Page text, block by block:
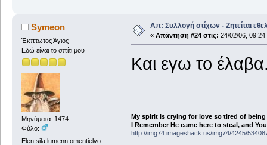
Symeon
Έκπτωτος Άγιος
Εδώ είναι το σπίτι μου
Μηνύματα: 1474
Φύλο:
Elen sila lumenn omentielvo
Απ: Συλλογή στίχων - Ζητείται
« Απάντηση #24 στις: 24/02/06, 09:24
Και εγω το
My spirit is crying for love so tired of being
I Remember He came here to steal, and
http://img74.imageshack.us/img74/4245/